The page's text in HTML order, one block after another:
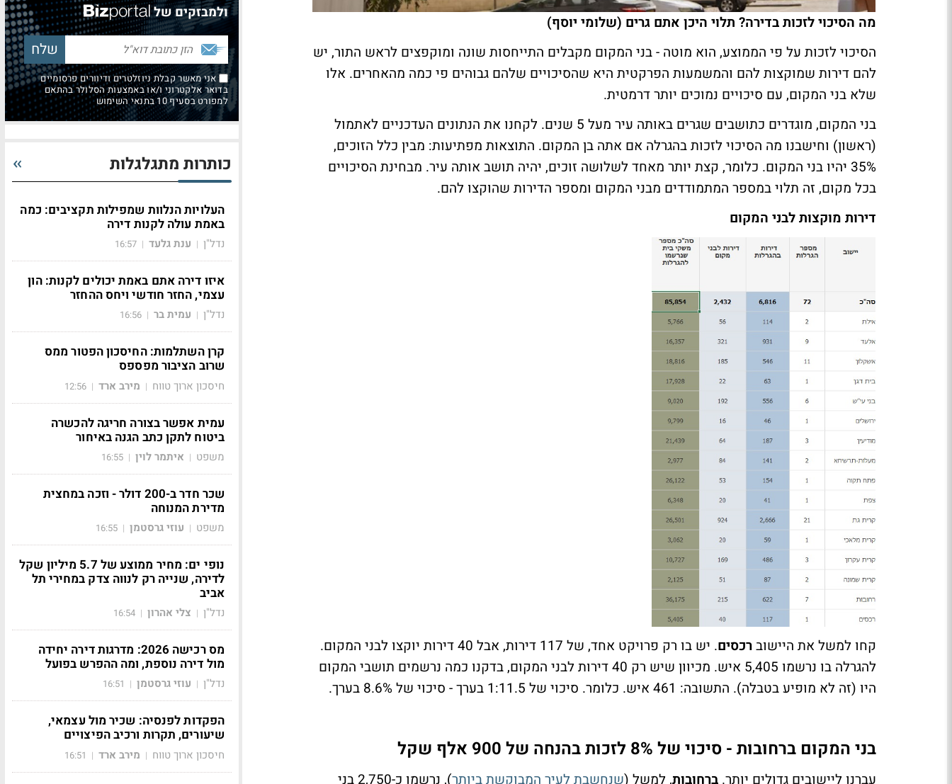
מה הסיכוי לזכות בדירה? תלוי היכן אתם גרים (שלומי יוסף)
הסיכוי לזכות על פי הממוצע, הוא מוטה - בני המקום מקבלים התייחסות שונה ומוקפצים לראש התור, יש
להם דירות שמוקצות להם והמשמעות הפרקטית היא שהסיכויים שלהם גבוהים פי כמה מהאחרים. אלו
שלא בני המקום, עם סיכויים נמוכים יותר דרמטית.
בני המקום, מוגדרים כתושבים שגרים באותה עיר מעל 5 שנים. לקחנו את הנתונים העדכניים לאתמול
(ראשון) וחישבנו מה הסיכוי לזכות בהגרלה אם אתה בן המקום. התוצאות מפתיעות: מבין כלל הזוכים,
35% יהיו בני המקום. כלומר, קצת יותר מאחד לשלושה זוכים, יהיה תושב אותה עיר. מבחינת הסיכויים
בכל מקום, זה תלוי במספר המתמודדים מבני המקום ומספר הדירות שהוקצו להם.
דירות מוקצות לבני המקום
קחו למשל את היישוברכסים
. יש בו רק פרויקט אחד, של 117 דירות, אבל 40 דירות יוקצו לבני המקום.
להגרלה בו נרשמו 5,405 איש. מכיוון שיש רק 40 דירות לבני המקום, בדקנו כמה נרשמים תושבי המקום
היו (זה לא מופיע בטבלה). התשובה: 461 איש. כלומר. סיכוי של 1:11.5 בערך - סיכוי של 8.6% בערך.
בני המקום ברחובות - סיכוי של 8% לזכות בהנחה של 900 אלף שקל
עברנו ליישובים גדולים יותר. ברחובות, למשל (שנחשבת לעיר המבוקשת ביותר
), נרשמו כ-2,750 בני
ולמבזקים של
אני מאשר קבלת ניוזלטרים ודיוורים פרסומיים
בדואר אלקטרוני ו/או באמצעות הסלולר בהתאם
למפורט בסעיף 10 בתנאי השימוש
כותרות מתגלגלות
העלויות הנלוות שמפילות תקציבים: כמה
באמת עולה לקנות דירה
נדל"ן | ענת גלעד |
16:57
איזו דירה אתם באמת יכולים לקנות: הון
עצמי, החזר חודשי ויחס ההחזר
נדל"ן | עמית בר |
16:56
קרן השתלמות: החיסכון הפטור ממס
שרוב הציבור מפספס
חיסכון ארוך טווח | מירב ארד |
12:56
עמית אפשר בצורה חריגה להכשרה
ביטוח לתקן כתב הגנה באיחור
משפט | איתמר לוין |
16:55
שכר חדר ב-200 דולר - וזכה במחצית
מדירת המנוחה
משפט | עוזי גרסטמן |
16:55
נופי ים: מחיר ממוצע של 5.7 מיליון שקל
לדירה, שנייה רק לנווה צדק במחירי תל
אביב
נדל"ן | צלי אהרון |
16:54
מס רכישה 2026: מדרגות דירה יחידה
מול דירה נוספת, ומה ההפרש בפועל
נדל"ן | עוזי גרסטמן |
16:51
הפקדות לפנסיה: שכיר מול עצמאי,
שיעורים, תקרות ורכיב הפיצויים
חיסכון ארוך טווח | מירב ארד |
16:51